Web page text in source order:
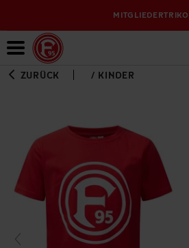
ZURÜCK / KINDER